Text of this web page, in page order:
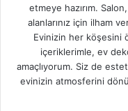
etmeye hazırım.
alanlarınız için ilham
Evinizin her köşesini
içeriklerimle, ev
amaçlıyorum. Siz de
evinizin atmosferini